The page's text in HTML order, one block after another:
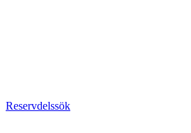
Reservdelssök